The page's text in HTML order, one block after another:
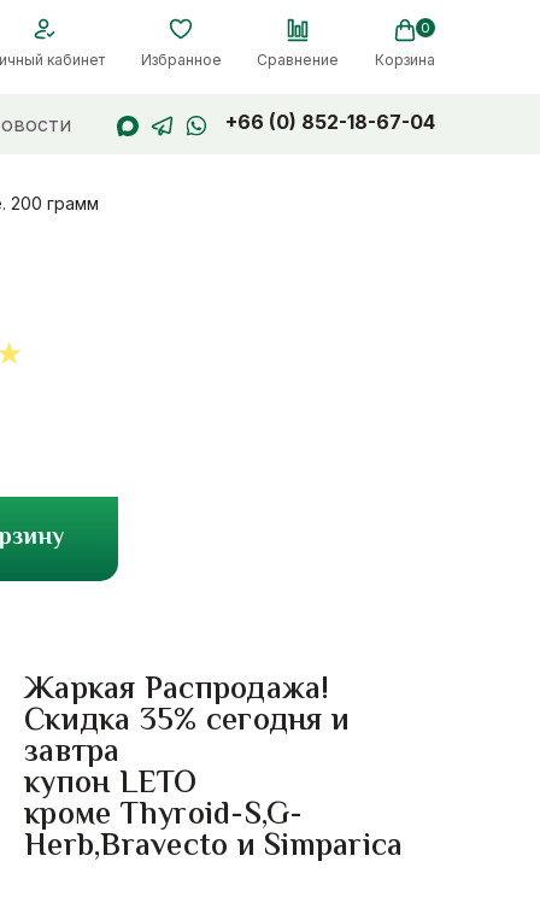
кабинет Избранное Сравнение
0
Корзина
+66 (0) 852-18-67-04
200 грамм
Жаркая Распродажа!
Скидка 35% сегодня и
завтра
купон LETO
кроме Thyroid-S,G-
Herb,Bravecto и Simparica